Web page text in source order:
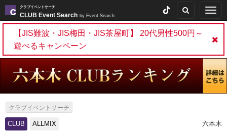
クラブイベントサーチ
CLUB Event Search by Event Search
【JIS難波・JIS梅田・JIS茶屋町】 20代男性500円～
遊べるキャンペーン
クラブイベントサーチ
CLUB ALLMIX 六本木